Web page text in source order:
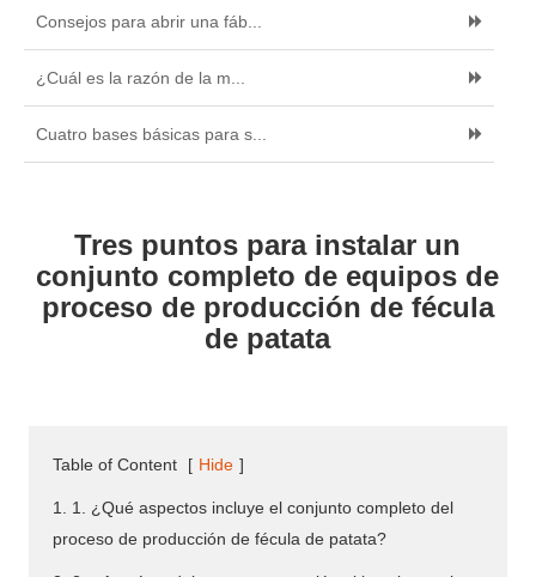
Consejos para abrir una fáb...
¿Cuál es la razón de la m...
Cuatro bases básicas para s...
Tres puntos para instalar un
conjunto completo de equipos de
proceso de producción de fécula
de patata
Table of Content [ Hide ]
1. 1. ¿Qué aspectos incluye el conjunto completo del
proceso de producción de fécula de patata?